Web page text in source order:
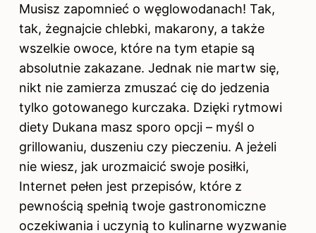
Musisz zapomnieć o węglowodanach! Tak,
tak, żegnajcie chlebki, makarony, a także
wszelkie owoce, które na tym etapie są
absolutnie zakazane. Jednak nie martw się,
nikt nie zamierza zmuszać cię do jedzenia
tylko gotowanego kurczaka. Dzięki rytmowi
diety Dukana masz sporo opcji – myśl o
grillowaniu, duszeniu czy pieczeniu. A jeżeli
nie wiesz, jak urozmaicić swoje posiłki,
Internet pełen jest przepisów, które z
pewnością spełnią twoje gastronomiczne
oczekiwania i uczynią to kulinarne wyzwanie